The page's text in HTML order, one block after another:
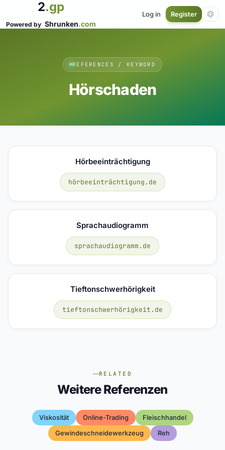
2.gp
Powered by Shrunken.com
Log in Register
REFERENCES / KEYWORD
Hörschaden
Hörbeeinträchtigung
hörbeeinträchtigung.de
Sprachaudiogramm
sprachaudiogramm.de
Tieftonschwerhörigkeit
tieftonschwerhörigkeit.de
RELATED
Weitere Referenzen
Viskosität Online-Trading
Fleischhandel
Gewindeschneidewerkzeug
Reh